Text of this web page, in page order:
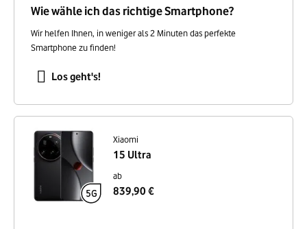
Wie wähle ich das richtige Smartphone?
Wir helfen Ihnen, in weniger als 2 Minuten das perfekte
Smartphone zu finden!
Los geht's!
Xiaomi
15 Ultra
ab
839,90 €